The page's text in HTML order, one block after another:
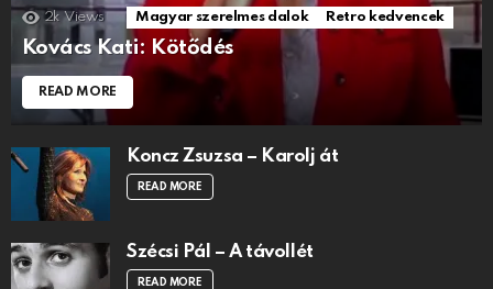
2k Views Magyar szerelmes dalok Retro kedvencek
Kovács Kati: Kötődés
READ MORE
Koncz Zsuzsa – Karolj át
READ MORE
Szécsi Pál – A távollét
READ MORE